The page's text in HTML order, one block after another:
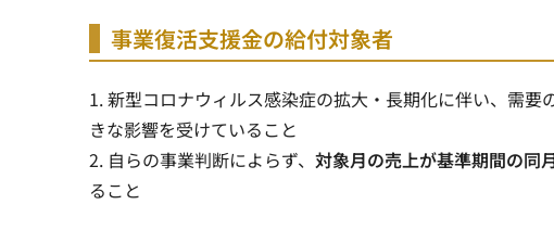
事業復活支援金の給付対象者
1. 新型コロナウィルス感染症の拡大・長期化に伴い、需要
きな影響を受けていること
2. 自らの事業判断によらず、 対象月の売上が基準期間の同
ること